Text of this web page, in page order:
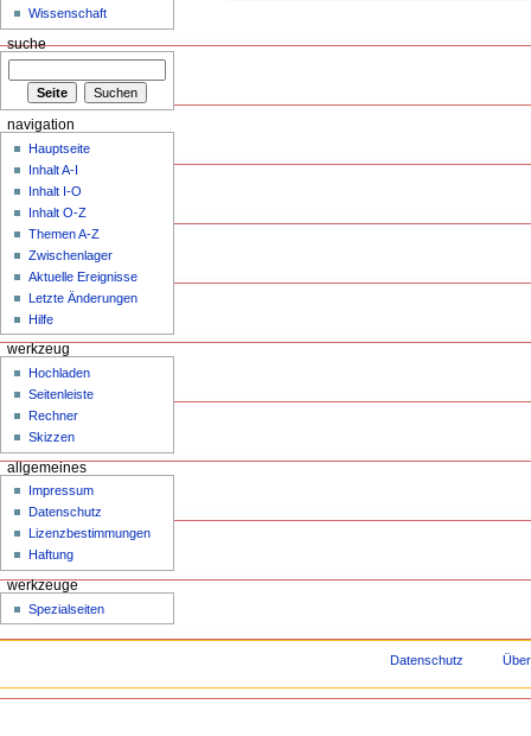
Wissenschaft
suche
navigation
Hauptseite
Inhalt A-I
Inhalt I-O
Inhalt O-Z
Themen A-Z
Zwischenlager
Aktuelle Ereignisse
Letzte Änderungen
Hilfe
werkzeug
Hochladen
Seitenleiste
Rechner
Skizzen
allgemeines
Impressum
Datenschutz
Lizenzbestimmungen
Haftung
werkzeuge
Spezialseiten
Datenschutz